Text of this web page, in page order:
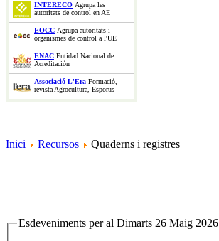
INTERECO Agrupa les
autoritats de control en AE
EOCC Agrupa autoritats i
organismes de control a l'UE
ENAC Entidad Nacional de
Acreditación
Associació L'Era Formació,
revista Agrocultura, Esporus
Inici Recursos
Quaderns i registres
Esdeveniments per al Dimarts 26 Maig 2026